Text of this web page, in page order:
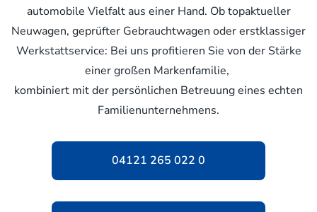
automobile Vielfalt aus einer Hand. Ob topaktueller
Neuwagen, geprüfter Gebrauchtwagen oder erstklassiger
Werkstattservice: Bei uns profitieren Sie von der Stärke
einer großen Markenfamilie,
kombiniert mit der persönlichen Betreuung eines echten
Familienunternehmens.
04121 265 022 0